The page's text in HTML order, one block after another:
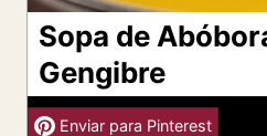
Sopa de
Gengibre
Enviar para Pinterest